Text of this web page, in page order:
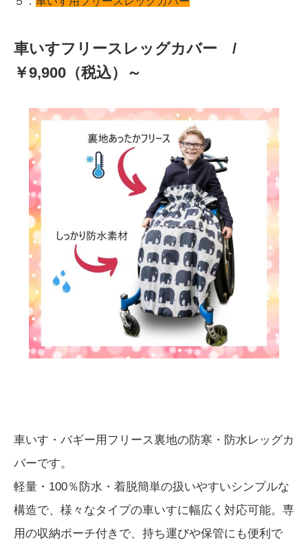
車いすフリースレッグカバー /
￥9,900（税込）～
車いす・バギー用フリース裏地の防寒・防水レッグカ
バーです。
軽量・100％防水・着脱簡単の扱いやすいシンプルな
構造で、様々なタイプの車いすに幅広く対応可能。専
用の収納ポーチ付きで、持ち運びや保管にも便利で